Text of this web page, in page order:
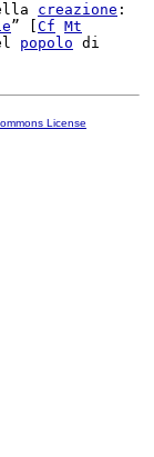
creazione :
” [ Cf Mt
popolo
License